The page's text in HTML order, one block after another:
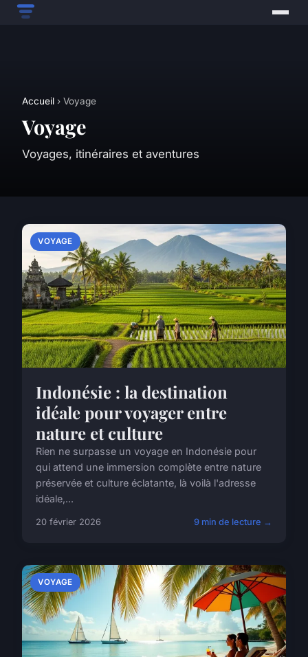
Accueil › Voyage
Voyage
Voyages, itinéraires et aventures
VOYAGE
Indonésie : la destination
idéale pour voyager entre
nature et culture
Rien ne surpasse un voyage en Indonésie pour
qui attend une immersion complète entre nature
préservée et culture éclatante, là voilà l'adresse
idéale,...
20 février 2026 9 min de lecture →
VOYAGE